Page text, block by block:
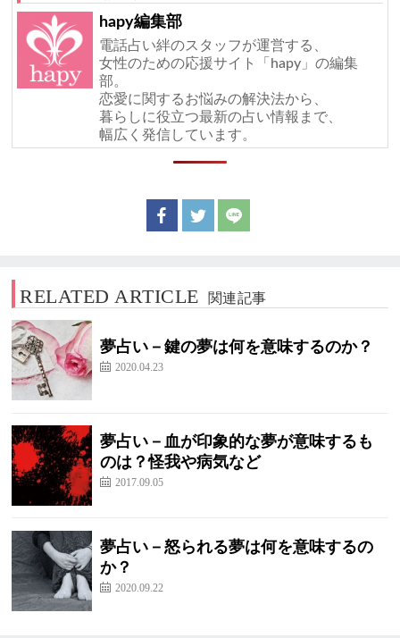
hapy編集部
電話占い絆のスタッフが運営する、
女性のための応援サイト「hapy」の編集
部。
恋愛に関するお悩みの解決法から、
暮らしに役立つ最新の占い情報まで、
幅広く発信しています。
RELATED ARTICLE 関連記事
夢占い－鍵の夢は何を意味するのか？
2020.04.23
夢占い－血が印象的な夢が意味するも
のは？怪我や病気など
2017.09.05
夢占い－怒られる夢は何を意味するの
か？
2020.09.22